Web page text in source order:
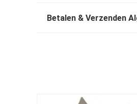
Betalen & Verzenden